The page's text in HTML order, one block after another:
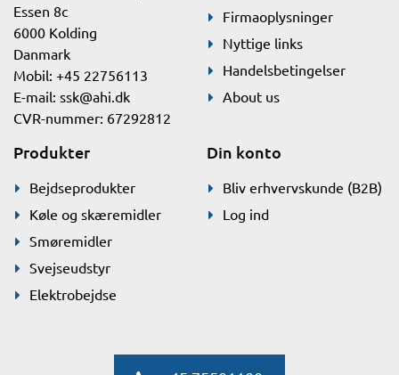
Essen 8c
6000 Kolding
Danmark
Mobil: +45 22756113
E-mail: ssk@ahi.dk
CVR-nummer: 67292812
Firmaoplysninger
Nyttige links
Handelsbetingelser
About us
Produkter
Bejdseprodukter
Køle og skæremidler
Smøremidler
Svejseudstyr
Elektrobejdse
Din konto
Bliv erhvervskunde (B2B)
Log ind